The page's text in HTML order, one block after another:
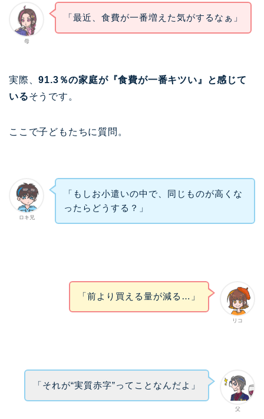
母
「最近、食費が一番増えた気がするなぁ」
実際、91.3％の家庭が『食費が一番キツい』と感じて
いるそうです。
ここで子どもたちに質問。
ロキ兄
「もしお小遣いの中で、同じものが高くな
ったらどうする？」
リコ
「前より買える量が減る…」
父
「それが“実質赤字”ってことなんだよ」